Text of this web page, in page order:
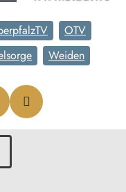
OTV
Weiden